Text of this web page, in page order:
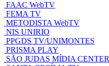
FAAC WebTV
FEMA TV
METODISTA WebTV
NIS UNIRIO
PPGDS TV/UNIMONTES
PRISMA PLAY
SÃO JUDAS MÍDIA CENTER